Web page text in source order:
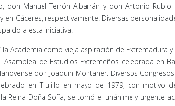
don Manuel Terrón Albarrán y don Antonio
en Cáceres, respectivamente. Diversas
a esta iniciativa.
la Academia como vieja aspiración de
Asamblea de Estudios Extremeños celebrada en
don Joaquín Montaner. Diversos
en Trujillo en mayo de 1979, con motivo
Reina Doña Sofía, se tomó el unánime y urgente